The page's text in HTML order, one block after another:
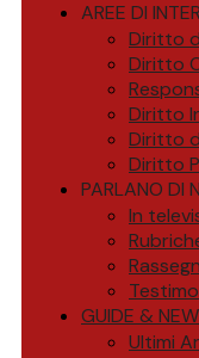
AREE DI
Diritto
Diritto
Diritto
Diritto
Diritto
PARLANO DI
In
GUIDE &
Ultimi